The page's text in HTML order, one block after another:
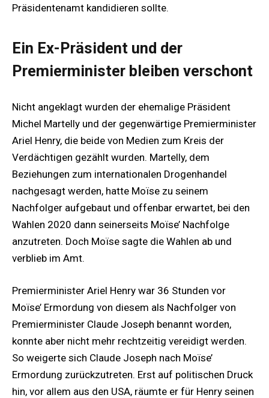
Präsidentenamt kandidieren sollte.
Ein Ex-Präsident und der
Premierminister bleiben verschont
Nicht angeklagt wurden der ehemalige Präsident
Michel Martelly und der gegenwärtige Premierminister
Ariel Henry, die beide von Medien zum Kreis der
Verdächtigen gezählt wurden. Martelly, dem
Beziehungen zum internationalen Drogenhandel
nachgesagt werden, hatte Moïse zu seinem
Nachfolger aufgebaut und offenbar erwartet, bei den
Wahlen 2020 dann seinerseits Moïse’ Nachfolge
anzutreten. Doch Moïse sagte die Wahlen ab und
verblieb im Amt.
Premierminister Ariel Henry war 36 Stunden vor
Moïse’ Ermordung von diesem als Nachfolger von
Premierminister Claude Joseph benannt worden,
konnte aber nicht mehr rechtzeitig vereidigt werden.
So weigerte sich Claude Joseph nach Moïse’
Ermordung zurückzutreten. Erst auf politischen Druck
hin, vor allem aus den USA, räumte er für Henry seinen